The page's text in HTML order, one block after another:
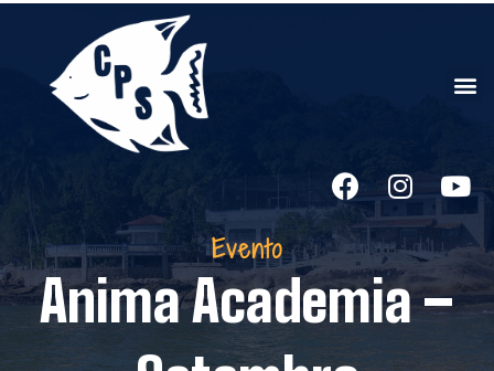
Evento
Anima Academia –